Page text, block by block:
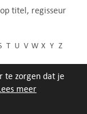
te zorgen dat je
meer
titel, regisseur
T U V W X Y Z